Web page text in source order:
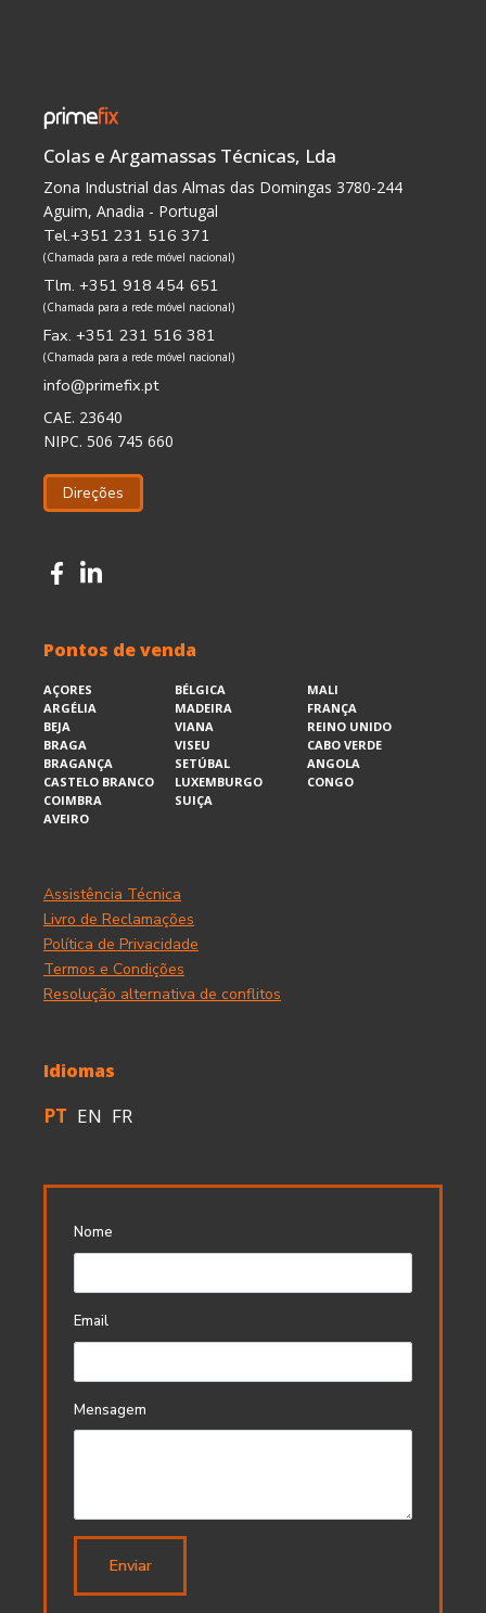
Colas e Argamassas Técnicas, Lda
Zona Industrial das Almas das Domingas 3780-244
Aguim, Anadia - Portugal
Tel.+351 231 516 371
(Chamada para a rede móvel nacional)
Tlm. +351 918 454 651
(Chamada para a rede móvel nacional)
Fax. +351 231 516 381
(Chamada para a rede móvel nacional)
info@primefix.pt
CAE. 23640
NIPC. 506 745 660
Direções
Pontos de venda
AÇORES
ARGÉLIA
BEJA
BRAGA
BRAGANÇA
CASTELO BRANCO
COIMBRA
AVEIRO
BÉLGICA
MADEIRA
VIANA
VISEU
SETÚBAL
LUXEMBURGO
SUIÇA
MALI
FRANÇA
REINO UNIDO
CABO VERDE
ANGOLA
CONGO
Assistência Técnica
Livro de Reclamações
Política de Privacidade
Termos e Condições
Resolução alternativa de conflitos
Idiomas
PT EN FR
Nome
Email
Mensagem
Enviar